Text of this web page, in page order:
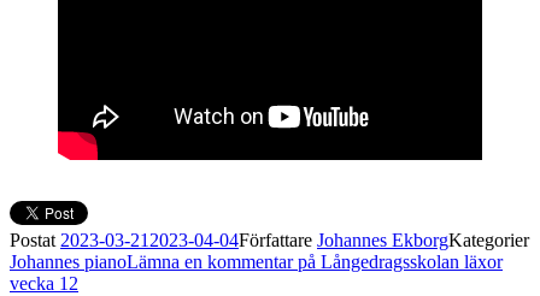
Postat 2023-03-21 2023-04-04Författare Johannes EkborgKategorier
Johannes pianoLämna en kommentarpå Långedragsskolan läxor
vecka 12